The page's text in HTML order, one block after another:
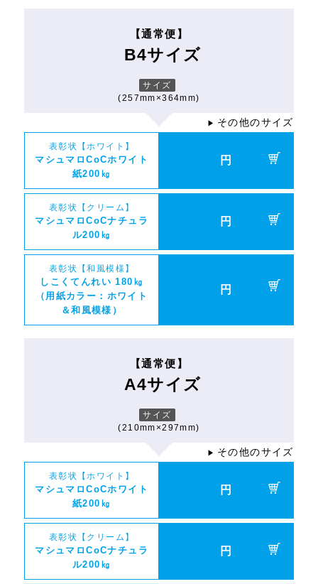
【通常便】
B4サイズ
サイズ
(257mm×364mm)
▶ その他のサイズ
表彰状【ホワイト】
マシュマロCoCホワイト
紙200㎏
円
表彰状【クリーム】
マシュマロCoCナチュラ
ル200㎏
円
表彰状【和風模様】
しこくてんれい 180㎏
（用紙カラー：ホワイト
＆和風模様）
円
【通常便】
A4サイズ
サイズ
(210mm×297mm)
▶ その他のサイズ
表彰状【ホワイト】
マシュマロCoCホワイト
紙200㎏
円
表彰状【クリーム】
マシュマロCoCナチュラ
ル200㎏
円